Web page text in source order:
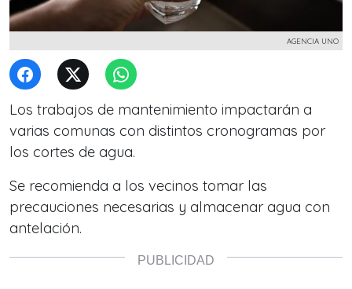
AGENCIA UNO
Los trabajos de mantenimiento impactarán a
varias comunas con distintos cronogramas por
los cortes de agua.
Se recomienda a los vecinos tomar las
precauciones necesarias y almacenar agua con
antelación.